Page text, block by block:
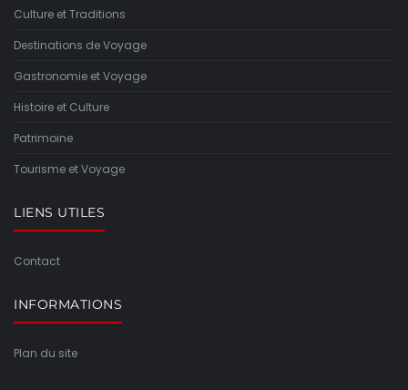
Culture et Traditions
Destinations de Voyage
Gastronomie et Voyage
Histoire et Culture
Patrimoine
Tourisme et Voyage
LIENS UTILES
Contact
INFORMATIONS
Plan du site